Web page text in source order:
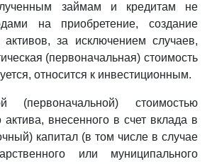
займам и кредитам не
на приобретение, создание
активов, за исключением случаев,
(первоначальная) стоимость
относится к инвестиционным.
(первоначальной) стоимостью
актива, внесенного в счет вклада в
капитал (в том числе в случае
или муниципального